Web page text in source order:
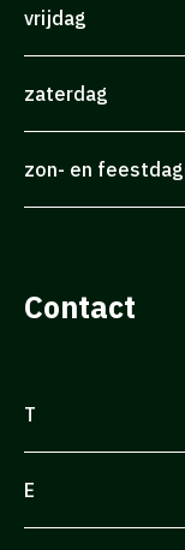
vrijdag
zaterdag
zon- en
Contact
T
E